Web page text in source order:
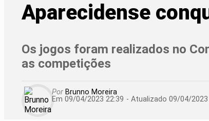
Aparecidense
Os jogos foram realizados no
as competições
Por Brunno Moreira
Em 09/04/2023 22:39 - Atualizado 09/04/2023